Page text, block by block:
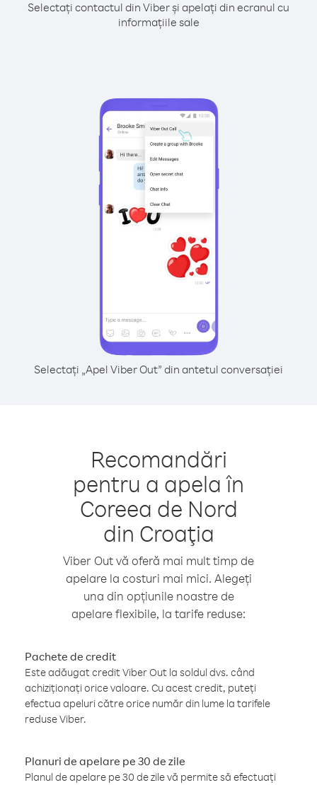
Selectați contactul din Viber și apelați din ecranul cu
informațiile sale
Selectați „Apel Viber Out” din antetul conversației
Recomandări
pentru a apela în
Coreea de Nord
din Croaţia
Viber Out vă oferă mai mult timp de
apelare la costuri mai mici. Alegeți
una din opțiunile noastre de
apelare flexibile, la tarife reduse:
Pachete de credit
Este adăugat credit Viber Out la soldul dvs. când
achiziționați orice valoare. Cu acest credit, puteți
efectua apeluri către orice număr din lume la tarifele
reduse Viber.
Planuri de apelare pe 30 de zile
Planul de apelare pe 30 de zile vă permite să efectuați